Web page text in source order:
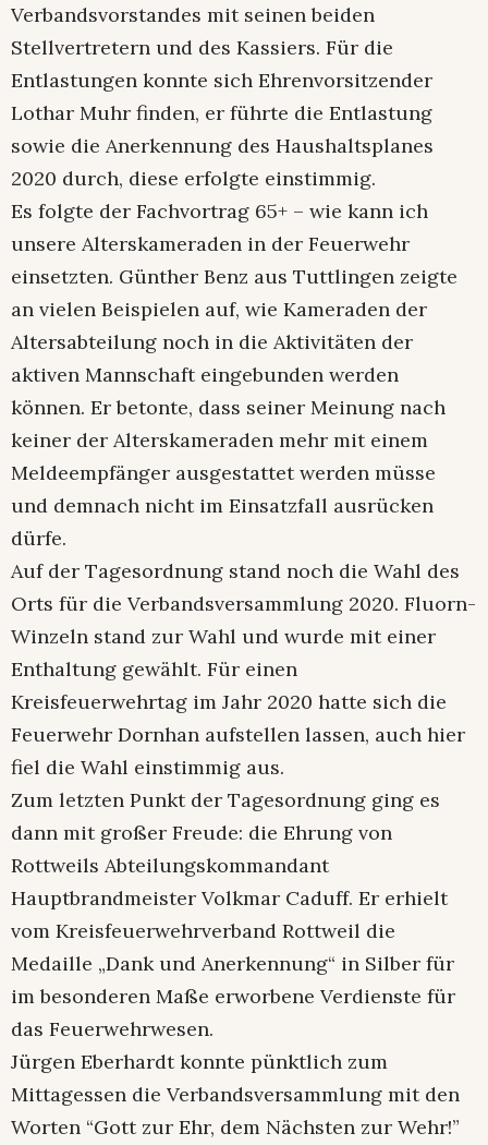
Verbandsvorstandes mit seinen beiden
Stellvertretern und des Kassiers. Für die
Entlastungen konnte sich Ehrenvorsitzender
Lothar Muhr finden, er führte die Entlastung
sowie die Anerkennung des Haushaltsplanes
2020 durch, diese erfolgte einstimmig.
Es folgte der Fachvortrag 65+ – wie kann ich
unsere Alterskameraden in der Feuerwehr
einsetzten. Günther Benz aus Tuttlingen zeigte
an vielen Beispielen auf, wie Kameraden der
Altersabteilung noch in die Aktivitäten der
aktiven Mannschaft eingebunden werden
können. Er betonte, dass seiner Meinung nach
keiner der Alterskameraden mehr mit einem
Meldeempfänger ausgestattet werden müsse
und demnach nicht im Einsatzfall ausrücken
dürfe.
Auf der Tagesordnung stand noch die Wahl des
Orts für die Verbandsversammlung 2020. Fluorn-
Winzeln stand zur Wahl und wurde mit einer
Enthaltung gewählt. Für einen
Kreisfeuerwehrtag im Jahr 2020 hatte sich die
Feuerwehr Dornhan aufstellen lassen, auch hier
fiel die Wahl einstimmig aus.
Zum letzten Punkt der Tagesordnung ging es
dann mit großer Freude: die Ehrung von
Rottweils Abteilungskommandant
Hauptbrandmeister Volkmar Caduff. Er erhielt
vom Kreisfeuerwehrverband Rottweil die
Medaille „Dank und Anerkennung“ in Silber für
im besonderen Maße erworbene Verdienste für
das Feuerwehrwesen.
Jürgen Eberhardt konnte pünktlich zum
Mittagessen die Verbandsversammlung mit den
Worten “Gott zur Ehr, dem Nächsten zur Wehr!”